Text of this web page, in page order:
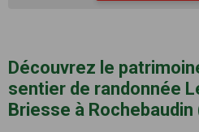
Découvrez le
sentier de randonnée
Briesse à Rochebaudin